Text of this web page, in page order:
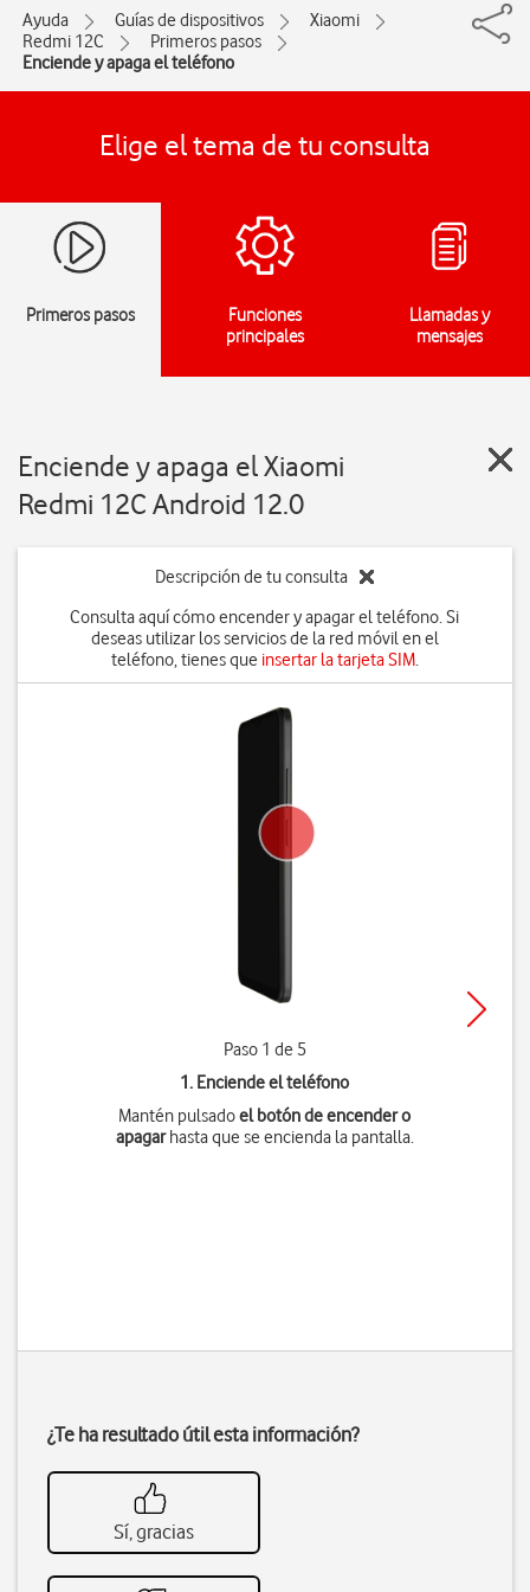
Ayuda Guías de dispositivos
Xiaomi
Redmi 12C
Primeros pasos
Enciende y apaga el teléfono
Elige el tema de tu consulta
Primeros pasos
Funciones
principales
Llamadas y
mensajes
Enciende y apaga el Xiaomi
Redmi 12C Android 12.0
Descripción de tu consulta
Consulta aquí cómo encender y apagar el teléfono. Si
deseas utilizar los servicios de la red móvil en el
teléfono, tienes que insertar la tarjeta SIM.
Paso 1 de 5
1. Enciende el teléfono
Mantén pulsadoel botón de encender o
apagarhasta que se encienda la pantalla.
¿Te ha resultado útil esta información?
Sí, gracias